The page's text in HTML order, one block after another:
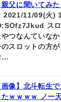
父に聞いてみた
2021/11/09(火)
ス
やつなんていな
のスロットの方
画像】北斗転生
たｗｗｗｗ ノー